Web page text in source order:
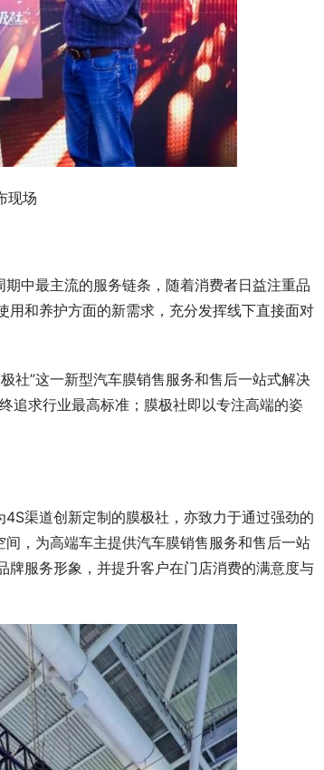
现场
中最主流的服务链条，随着消费者日益注重品
用和养护方面的新需求，充分发挥线下直接面对
社”这一新型汽车膜销售服务和售后一站式解决
追求行业最高标准；膜极社即以专注高端的姿
渠道创新定制的膜极社，亦致力于通过强劲的
，为高端车主提供汽车膜销售服务和售后一站
服务形象，并提升客户在门店消费的满意度与